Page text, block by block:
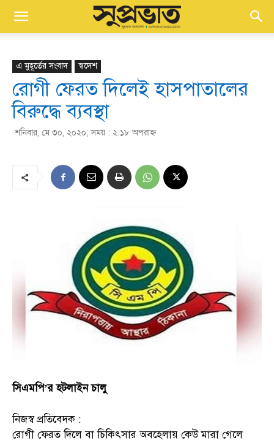
এ মুহূর্তের সংবাদ স্বদেশ
রোগী ফেরত দিলেই হাসপাতালের
বিরুদ্ধে ব্যবস্থা
শনিবার, মে ৩০, ২০২০; সময় : ২:১৮ অপরাহ্ণ
সিএমপি’র হটলাইন চালু
নিজস্ব প্রতিবেদক :
রোগী ফেরত দিলে বা চিকিৎসার অবহেলায় কেউ মারা গেলে